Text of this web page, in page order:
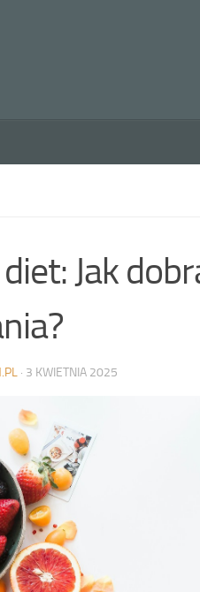
Jak
· 3 KWIETNIA 2025